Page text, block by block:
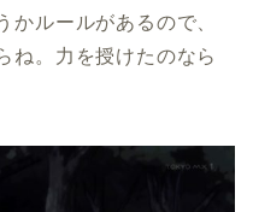
かルールがあるので、
ね。力を授けたのなら